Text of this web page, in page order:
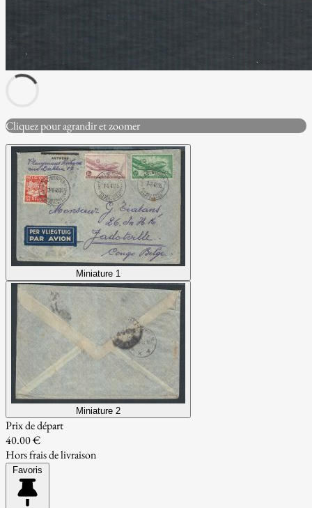
Cliquez pour agrandir et zoomer
Miniature 1
Miniature 2
Prix de départ
40.00 €
Hors frais de livraison
Favoris